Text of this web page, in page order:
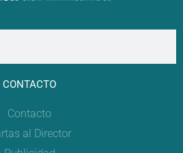
CONTACTO
Contacto
al Director